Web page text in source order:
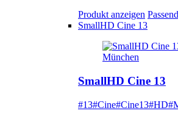
Produkt anzeigen
SmallHD Cine 13
SmallHD Cine 13
#13#Cine#Cine13#HD